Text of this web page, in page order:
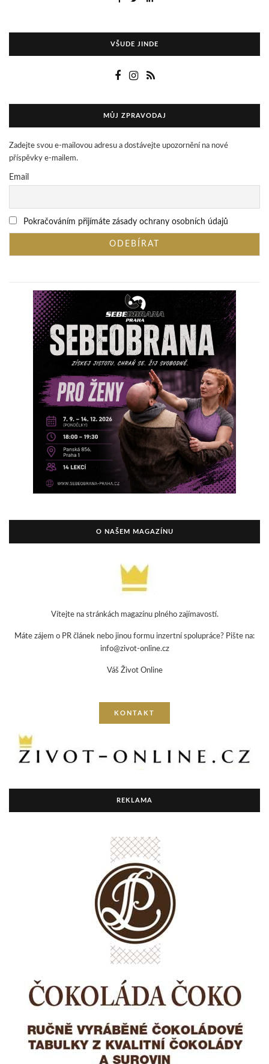
VŠUDE JINDE
MŮJ ZPRAVODAJ
Zadejte svou e-mailovou adresu a dostávejte upozornění na nové
příspěvky e-mailem.
Email
Pokračováním přijímáte zásady ochrany osobních údajů
O NAŠEM MAGAZÍNU
Vítejte na stránkách magazínu plného zajímavostí.
Máte zájem o PR článek nebo jinou formu inzertní spolupráce? Pište na:
info@zivot-online.cz
Váš Život Online
KONTAKT
REKLAMA